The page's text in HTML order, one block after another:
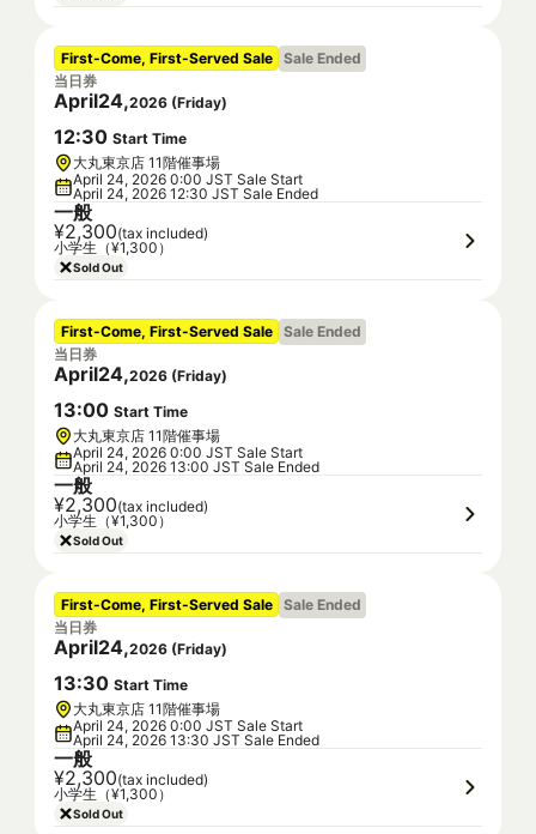
First-Come, First-Served Sale Sale Ended
当日券
April24,2026 (Friday)
12:30 Start Time
大丸東京店 11階催事場
April 24, 2026 0:00 JST Sale Start
April 24, 2026 12:30 JST Sale Ended
一般
¥2,300(tax included)
小学生（¥1,300）
Sold Out
First-Come, First-Served Sale Sale Ended
当日券
April24,2026 (Friday)
13:00 Start Time
大丸東京店 11階催事場
April 24, 2026 0:00 JST Sale Start
April 24, 2026 13:00 JST Sale Ended
一般
¥2,300(tax included)
小学生（¥1,300）
Sold Out
First-Come, First-Served Sale Sale Ended
当日券
April24,2026 (Friday)
13:30 Start Time
大丸東京店 11階催事場
April 24, 2026 0:00 JST Sale Start
April 24, 2026 13:30 JST Sale Ended
一般
¥2,300(tax included)
小学生（¥1,300）
Sold Out